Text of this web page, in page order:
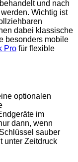
und nach
Wichtig ist
dabei klassische
besonders mobile
Pro für flexible
optionalen
im
dann, wenn
sauber
unter Zeitdruck